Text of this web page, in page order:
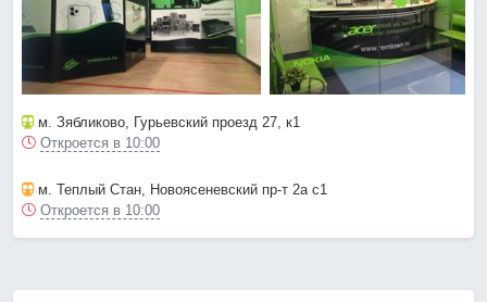
м. Зябликово, Гурьевский проезд 27, к1
Откроется в 10:00
м. Теплый Стан, Новоясеневский пр-т 2а с1
Откроется в 10:00